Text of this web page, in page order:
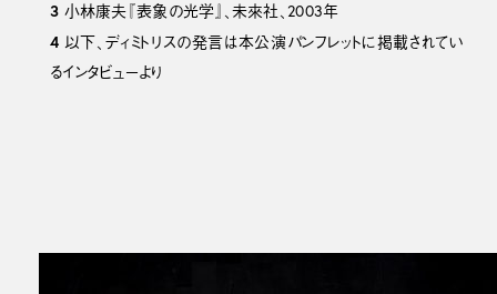
3 小林康夫『表象の光学』、未來社、2003年
4 以下、ディミトリスの発言は本公演パンフレットに掲載されてい
るインタビューより